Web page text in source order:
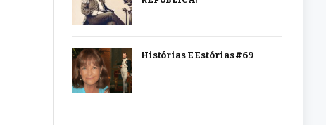
Histórias E Estórias #69